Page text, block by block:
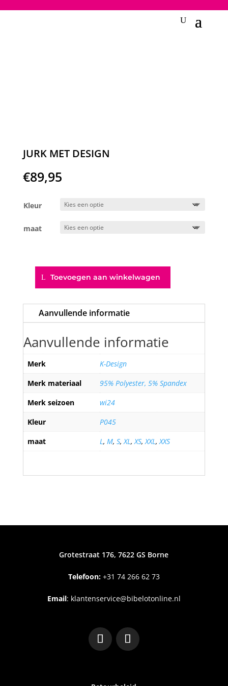
JURK MET DESIGN
€89,95
Kleur
maat
design
aantal
Toevoegen aan winkelwagen
Aanvullende informatie
Aanvullende informatie
Merk
K-Design
Merk materiaal
95% Polyester, 5% Spandex
Merk seizoen
wi24
Kleur
P045
maat
L, M, S,XL,XS,XXL,XXS
Grotestraat 176, 7622 GS Borne
Telefoon:+31 74 266 62 73
Email: klantenservice@bibelotonline.nl